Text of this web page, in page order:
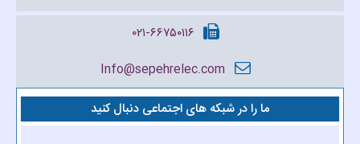
۰۲۱-۶۶۷۵۰۱۱۶
Info@sepehrelec.com
ما را در شبکه های اجتماعی دنبال کنید